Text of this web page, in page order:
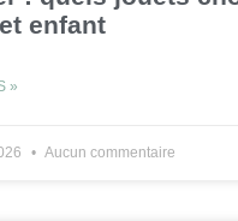
enfant
»
Aucun commentaire